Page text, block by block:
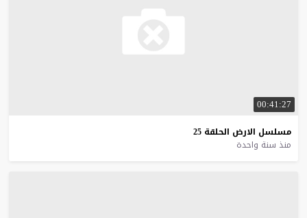
00:41:27
مسلسل الارض الحلقة 25
منذ سنة واحدة